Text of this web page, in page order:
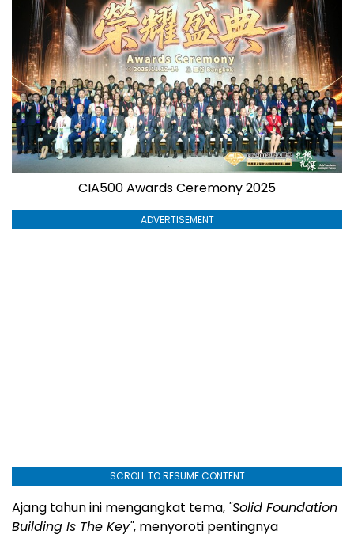
CIA500 Awards Ceremony 2025
ADVERTISEMENT
SCROLL TO RESUME CONTENT
Ajang tahun ini mengangkat tema, "Solid Foundation
Building Is The Key", menyoroti pentingnya